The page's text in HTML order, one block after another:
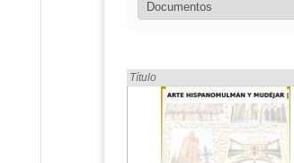
Encontrado «islamismo» en:
Título